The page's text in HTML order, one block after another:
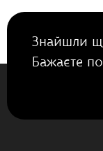
Знайшли
Бажаєте